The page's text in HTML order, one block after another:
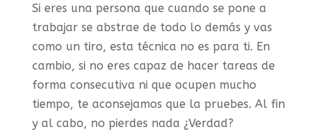
Si eres una persona que cuando se pone a
trabajar se abstrae de todo lo demás y vas
como un tiro, esta técnica no es para ti. En
cambio, si no eres capaz de hacer tareas de
forma consecutiva ni que ocupen mucho
tiempo, te aconsejamos que la pruebes. Al fin
y al cabo, no pierdes nada ¿Verdad?